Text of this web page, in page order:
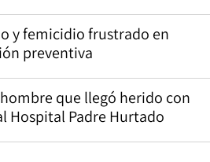
y femicidio frustrado en
preventiva
que llegó herido con
Hospital Padre Hurtado